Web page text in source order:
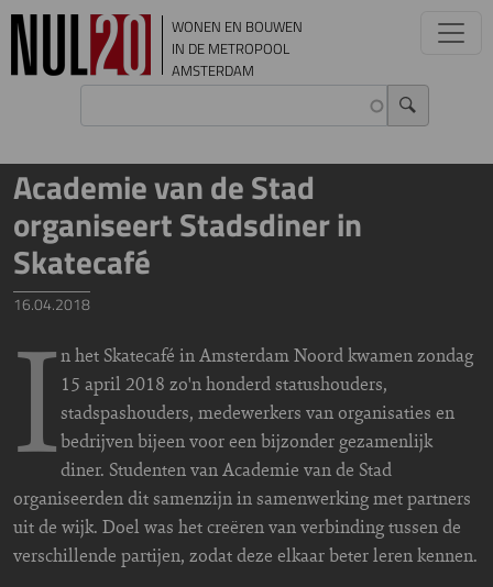
Overslaan en naar de inhoud gaan
WONEN EN BOUWEN
IN DE METROPOOL
AMSTERDAM
Academie van de Stad
organiseert Stadsdiner in
Skatecafé
16.04.2018
In het Skatecafé in Amsterdam Noord kwamen zondag
15 april 2018 zo'n honderd statushouders,
stadspashouders, medewerkers van organisaties en
bedrijven bijeen voor een bijzonder gezamenlijk
diner. Studenten van Academie van de Stad
organiseerden dit samenzijn in samenwerking met partners
uit de wijk. Doel was het creëren van verbinding tussen de
verschillende partijen, zodat deze elkaar beter leren kennen.